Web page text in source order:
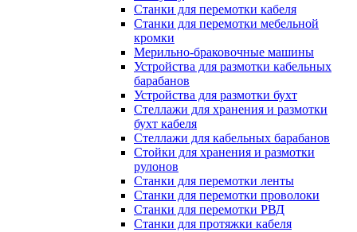
Станки для перемотки кабеля
Станки для перемотки мебельной
кромки
Мерильно-браковочные машины
Устройства для размотки кабельных
барабанов
Устройства для размотки бухт
Стеллажи для хранения и размотки
бухт кабеля
Стеллажи для кабельных барабанов
Стойки для хранения и размотки
рулонов
Станки для перемотки ленты
Станки для перемотки проволоки
Станки для перемотки РВД
Станки для протяжки кабеля